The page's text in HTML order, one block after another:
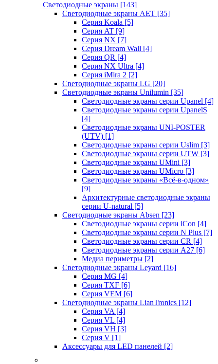
Светодиодные экраны [143]
Светодиодные экраны AET [35]
Cерия Koala [5]
Серия AT [9]
Серия NX [7]
Серия Dream Wall [4]
Серия QR [4]
Серия NX Ultra [4]
Серия iMira 2 [2]
Светодиодные экраны LG [20]
Светодиодные экраны Unilumin [35]
Светодиодные экраны серии Upanel [4]
Светодиодные экраны серии UpanelS
[4]
Светодиодные экраны UNI-POSTER
(UTV) [1]
Светодиодные экраны серии Uslim [3]
Светодиодные экраны серии UTW [3]
Светодиодные экраны UMini [3]
Светодиодные экраны UMicro [3]
Светодиодные экраны «Всё-в-одном»
[9]
Архитектурные светодиодные экраны
серии U-natural [5]
Светодиодные экраны Absen [23]
Светодиодные экраны серии iCon [4]
Светодиодные экраны серии N Plus [7]
Светодиодные экраны серии CR [4]
Светодиодные экраны серии А27 [6]
Медиа периметры [2]
Светодиодные экраны Leyard [16]
Серия MG [4]
Серия TXF [6]
Серия VEM [6]
Светодиодные экраны LianTronics [12]
Серия VA [4]
Серия VL [4]
Серия VH [3]
Серия V [1]
Аксессуары для LED панелей [2]